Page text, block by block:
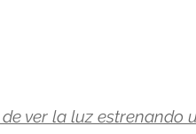
ver la luz estrenando